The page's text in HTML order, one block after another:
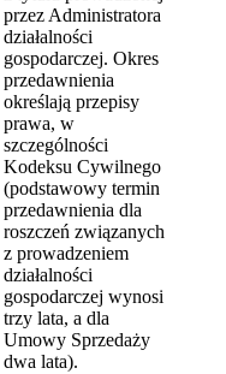
przez Administratora
działalności
gospodarczej. Okres
przedawnienia
określają przepisy
prawa, w
szczególności
Kodeksu Cywilnego
(podstawowy termin
przedawnienia dla
roszczeń związanych
z prowadzeniem
działalności
gospodarczej wynosi
trzy lata, a dla
Umowy Sprzedaży
dwa lata).